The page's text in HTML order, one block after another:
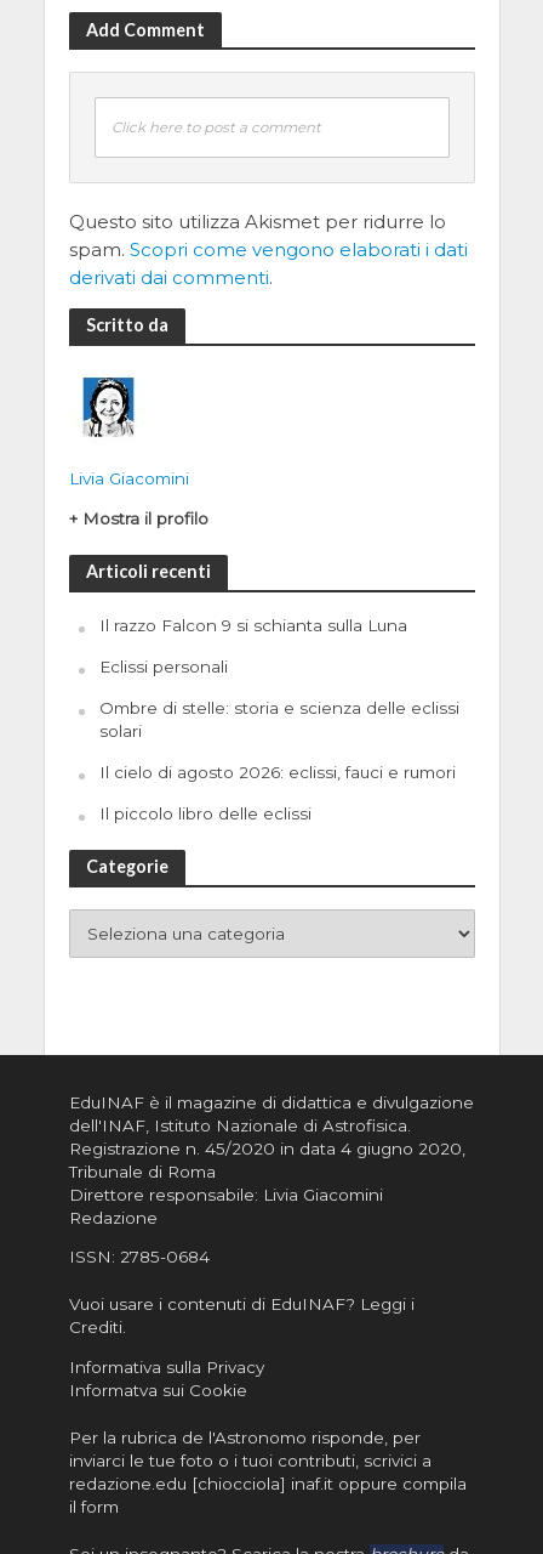
Add Comment
Click here to post a comment
Questo sito utilizza Akismet per ridurre lo
spam. Scopri come vengono elaborati i dati
derivati dai commenti.
Scritto da
Livia Giacomini
+ Mostra il profilo
Articoli recenti
Il razzo Falcon 9 si schianta sulla Luna
Eclissi personali
Ombre di stelle: storia e scienza delle eclissi
solari
Il cielo di agosto 2026: eclissi, fauci e rumori
Il piccolo libro delle eclissi
Categorie
EduINAF è il magazine di didattica e divulgazione
dell'INAF, Istituto Nazionale di Astrofisica
Registrazione n. 45/2020 in data 4 giugno 2020,
Tribunale di Roma
Direttore responsabile: Livia Giacomini
Redazione
ISSN: 2785-0684
Vuoi usare i contenuti di EduINAF? Leggi i
Crediti.
Informativa sulla Privacy
Informatva sui Cookie
Per la rubrica de l'Astronomo risponde, per
inviarci le tue foto o i tuoi contributi, scrivici a
redazione.edu [chiocciola] inaf.it oppure compila
il form